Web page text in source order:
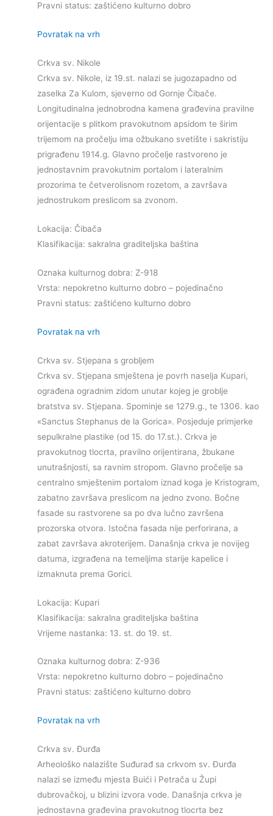
Pravni status: zaštićeno kulturno dobro
Povratak na vrh
Crkva sv. Nikole
Crkva sv. Nikole, iz 19.st. nalazi se jugozapadno od
zaselka Za Kulom, sjeverno od Gornje Čibače.
Longitudinalna jednobrodna kamena građevina pravilne
orijentacije s plitkom pravokutnom apsidom te širim
trijemom na pročelju ima ožbukano svetište i sakristiju
prigrađenu 1914.g. Glavno pročelje rastvoreno je
jednostavnim pravokutnim portalom i lateralnim
prozorima te četverolisnom rozetom, a završava
jednostrukom preslicom sa zvonom.
Lokacija: Čibača
Klasifikacija: sakralna graditeljska baština
Oznaka kulturnog dobra: Z-918
Vrsta: nepokretno kulturno dobro – pojedinačno
Pravni status: zaštićeno kulturno dobro
Povratak na vrh
Crkva sv. Stjepana s grobljem
Crkva sv. Stjepana smještena je povrh naselja Kupari,
ograđena ogradnim zidom unutar kojeg je groblje
bratstva sv. Stjepana. Spominje se 1279.g., te 1306. kao
«Sanctus Stephanus de la Gorica». Posjeduje primjerke
sepulkralne plastike (od 15. do 17.st.). Crkva je
pravokutnog tlocrta, pravilno orijentirana, žbukane
unutrašnjosti, sa ravnim stropom. Glavno pročelje sa
centralno smještenim portalom iznad koga je Kristogram,
zabatno završava preslicom na jedno zvono. Bočne
fasade su rastvorene sa po dva lučno završena
prozorska otvora. Istočna fasada nije perforirana, a
zabat završava akroterijem. Današnja crkva je novijeg
datuma, izgrađena na temeljima starije kapelice i
izmaknuta prema Gorici.
Lokacija: Kupari
Klasifikacija: sakralna graditeljska baština
Vrijeme nastanka: 13. st. do 19. st.
Oznaka kulturnog dobra: Z-936
Vrsta: nepokretno kulturno dobro – pojedinačno
Pravni status: zaštićeno kulturno dobro
Povratak na vrh
Crkva sv. Đurđa
Arheološko nalazište Suđurađ sa crkvom sv. Đurđa
nalazi se između mjesta Buići i Petrača u Župi
dubrovačkoj, u blizini izvora vode. Današnja crkva je
jednostavna građevina pravokutnog tlocrta bez